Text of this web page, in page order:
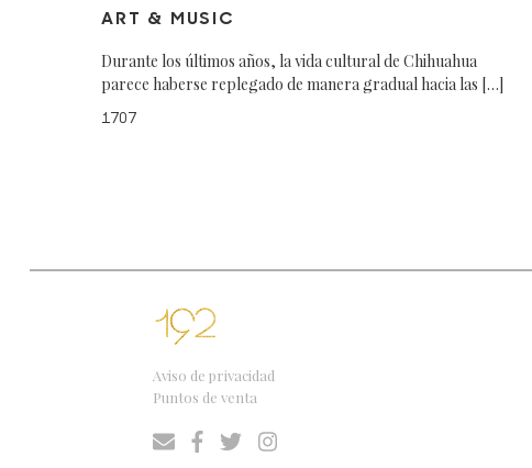
ART & MUSIC
Durante los últimos años, la vida cultural de Chihuahua
parece haberse replegado de manera gradual hacia las […]
1707
Aviso de privacidad
Puntos de venta